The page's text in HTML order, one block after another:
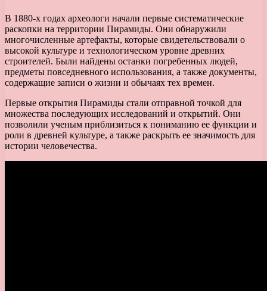
В 1880-х годах археологи начали первые систематические
раскопки на территории Пирамиды. Они обнаружили
многочисленные артефакты, которые свидетельствовали о
высокой культуре и технологическом уровне древних
строителей. Были найдены останки погребенных людей,
предметы повседневного использования, а также документы,
содержащие записи о жизни и обычаях тех времен.
Первые открытия Пирамиды стали отправной точкой для
множества последующих исследований и открытий. Они
позволили ученым приблизиться к пониманию ее функции и
роли в древней культуре, а также раскрыть ее значимость для
истории человечества.